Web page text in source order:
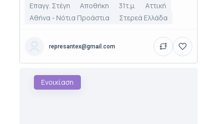
Επαγγ. Στέγη Αποθήκη 31τ.μ.
Αττική
Αθήνα - Νότια Προάστια
Στερεά Ελλάδα
represantex@gmail.com
Ενοικίαση